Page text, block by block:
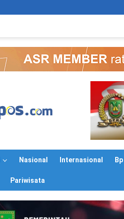
Nasional Internasional
Pariwisata